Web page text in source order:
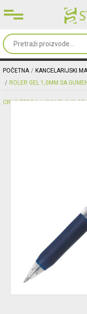
Sve
od
papira
Akcija
Prijava
POČETNA KANCELARIJSKI
ROLER GEL 1,0MM SA
CRNI) ZEBRA 14339 PLAVO-